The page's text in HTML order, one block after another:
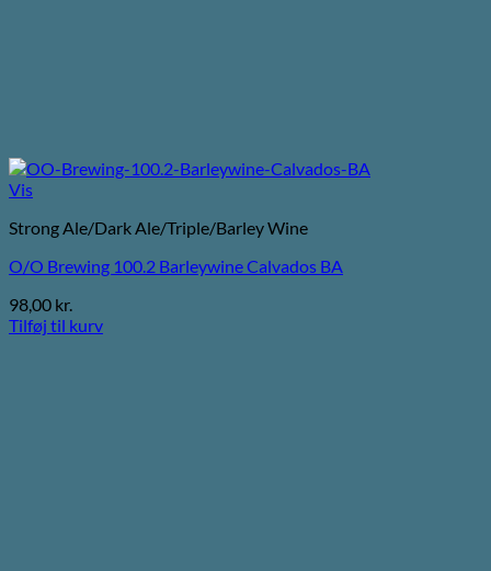
Vis
Strong Ale/Dark Ale/Triple/Barley Wine
O/O Brewing 100.2 Barleywine Calvados BA
98,00 kr.
Tilføj til kurv